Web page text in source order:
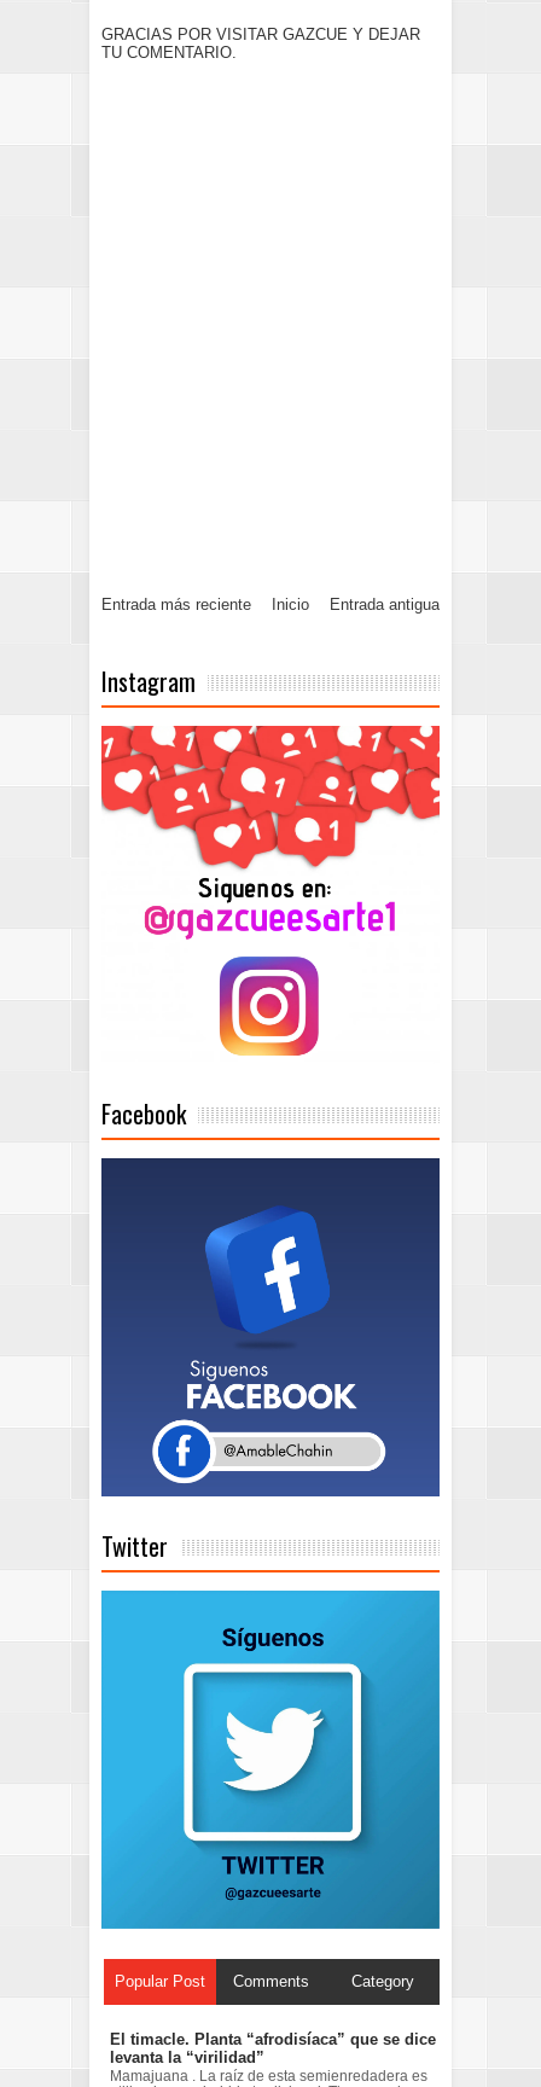
GRACIAS POR VISITAR GAZCUE Y DEJAR
TU COMENTARIO.
Entrada más reciente Entrada antigua
Inicio
Instagram
Facebook
Twitter
Popular Post Comments Category
El timacle. Planta “afrodisíaca” que se dice
levanta la “virilidad”
Mamajuana . La raíz de esta semienredadera es